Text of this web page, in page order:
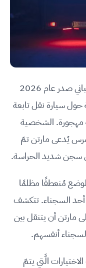
فيلم "Below Zero" هو فيلم إثارة إسباني صدر عام 2026
سيارة نقل تابعة
مهجورة. الشخصية
يُدعى مارتن تمّ
سجن شديد الحراسة.
مُنعطفًا مظلمًا
السجناء. تتكشف
مارتن أن يتنقل بين
أنفسهم.
الَّتي يتمّ